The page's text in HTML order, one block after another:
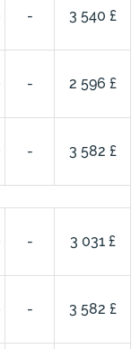
- 3 540 £
- 2 596 £
- 3 582 £
- 3 031 £
- 3 582 £